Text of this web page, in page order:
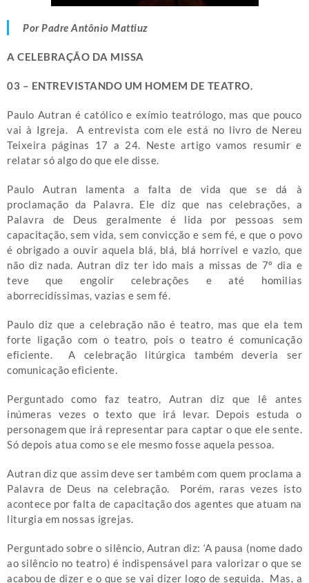
Por Padre Antônio Mattiuz
A CELEBRAÇÃO DA MISSA
03 – ENTREVISTANDO UM HOMEM DE TEATRO.
Paulo Autran é católico e exímio teatrólogo, mas que pouco
vai à Igreja. A entrevista com ele está no livro de Nereu
Teixeira páginas 17 a 24. Neste artigo vamos resumir e
relatar só algo do que ele disse.
Paulo Autran lamenta a falta de vida que se dá à
proclamação da Palavra. Ele diz que nas celebrações, a
Palavra de Deus geralmente é lida por pessoas sem
capacitação, sem vida, sem convicção e sem fé, e que o povo
é obrigado a ouvir aquela blá, blá, blá horrível e vazio, que
não diz nada. Autran diz ter ido mais a missas de 7º dia e
teve que engolir celebrações e até homilias
aborrecidíssimas, vazias e sem fé.
Paulo diz que a celebração não é teatro, mas que ela tem
forte ligação com o teatro, pois o teatro é comunicação
eficiente. A celebração litúrgica também deveria ser
comunicação eficiente.
Perguntado como faz teatro, Autran diz que lê antes
inúmeras vezes o texto que irá levar. Depois estuda o
personagem que irá representar para captar o que ele sente.
Só depois atua como se ele mesmo fosse aquela pessoa.
Autran diz que assim deve ser também com quem proclama a
Palavra de Deus na celebração. Porém, raras vezes isto
acontece por falta de capacitação dos agentes que atuam na
liturgia em nossas igrejas.
Perguntado sobre o silêncio, Autran diz: ‘A pausa (nome dado
ao silêncio no teatro) é indispensável para valorizar o que se
acabou de dizer e o que se vai dizer logo de seguida. Mas, a